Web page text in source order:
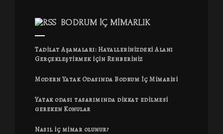
BODRUM İÇ MIMARLIK
Tadilat Aşamaları: Hayallerinizdeki Alanı
Gerçekleştirmek için Rehberiniz
Modern Yatak Odasında Bodrum İç Mimarisi
Yatak odası tasarımında dikkat edilmesi
gereken Konular
Nasıl iç mimar olunur?